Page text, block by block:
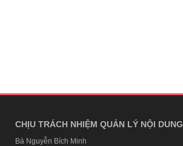
CHỊU TRÁCH NHIỆM QUẢN LÝ NỘI DUNG
Bà Nguyễn Bích Minh